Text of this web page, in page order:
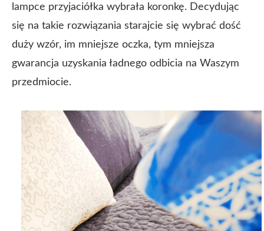
lampce przyjaciółka wybrała koronkę. Decydując
się na takie rozwiązania starajcie się wybrać dość
duży wzór, im mniejsze oczka, tym mniejsza
gwarancja uzyskania ładnego odbicia na Waszym
przedmiocie.